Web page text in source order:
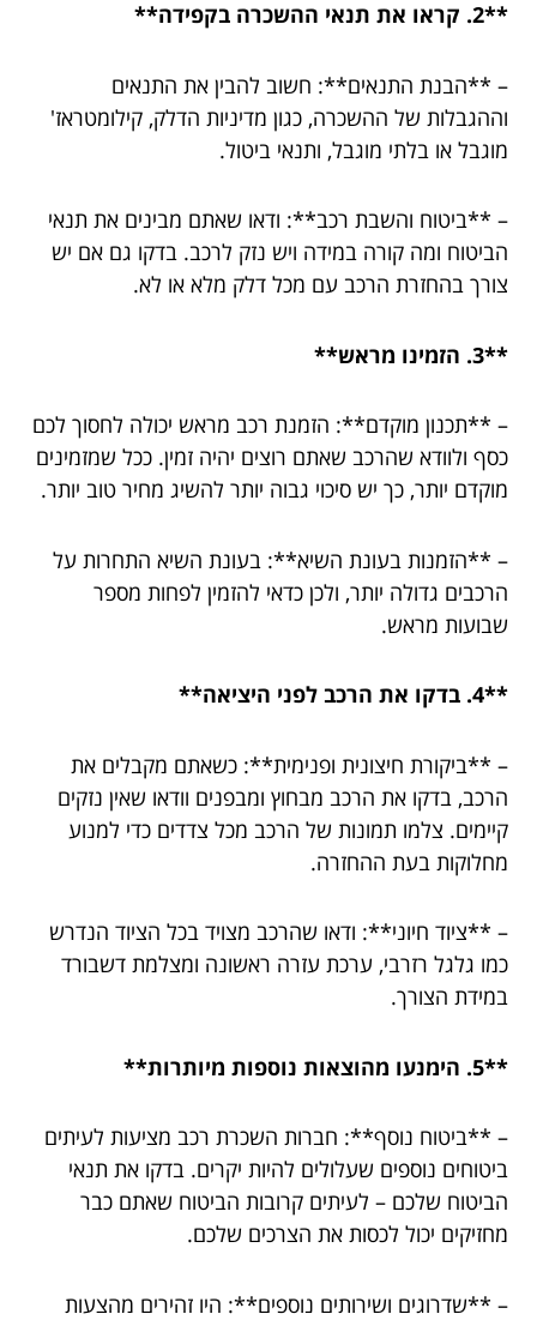
**2. קראו את תנאי ההשכרה בקפידה**
– **הבנת התנאים**: חשוב להבין את התנאים
וההגבלות של ההשכרה, כגון מדיניות הדלק, קילומטראז'
מוגבל או בלתי מוגבל, ותנאי ביטול.
– **ביטוח והשבת רכב**: ודאו שאתם מבינים את תנאי
הביטוח ומה קורה במידה ויש נזק לרכב. בדקו גם אם יש
צורך בהחזרת הרכב עם מכל דלק מלא או לא.
**3. הזמינו מראש**
– **תכנון מוקדם**: הזמנת רכב מראש יכולה לחסוך לכם
כסף ולוודא שהרכב שאתם רוצים יהיה זמין. ככל שמזמינים
מוקדם יותר, כך יש סיכוי גבוה יותר להשיג מחיר טוב יותר.
– **הזמנות בעונת השיא**: בעונת השיא התחרות על
הרכבים גדולה יותר, ולכן כדאי להזמין לפחות מספר
שבועות מראש.
**4. בדקו את הרכב לפני היציאה**
– **ביקורת חיצונית ופנימית**: כשאתם מקבלים את
הרכב, בדקו את הרכב מבחוץ ומבפנים וודאו שאין נזקים
קיימים. צלמו תמונות של הרכב מכל צדדים כדי למנוע
מחלוקות בעת ההחזרה.
– **ציוד חיוני**: ודאו שהרכב מצויד בכל הציוד הנדרש
כמו גלגל רזרבי, ערכת עזרה ראשונה ומצלמת דשבורד
במידת הצורך.
**5. הימנעו מהוצאות נוספות מיותרות**
– **ביטוח נוסף**: חברות השכרת רכב מציעות לעיתים
ביטוחים נוספים שעלולים להיות יקרים. בדקו את תנאי
הביטוח שלכם – לעיתים קרובות הביטוח שאתם כבר
מחזיקים יכול לכסות את הצרכים שלכם.
– **שדרוגים ושירותים נוספים**: היו זהירים מהצעות